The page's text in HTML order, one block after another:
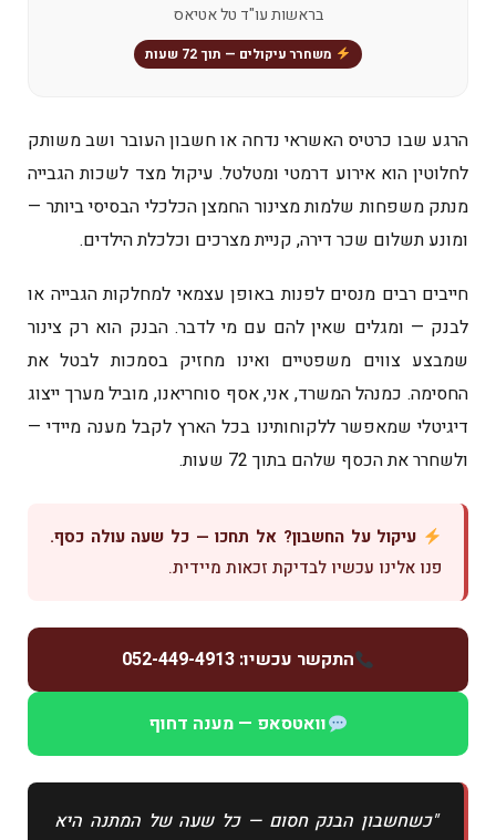
בראשות עו"ד טל אטיאס
משחרר עיקולים — תוך 72 שעות
הרגע שבו כרטיס האשראי נדחה או חשבון העובר ושב משותק
לחלוטין הוא אירוע דרמטי ומטלטל. עיקול מצד לשכות הגבייה
מנתק משפחות שלמות מצינור החמצן הכלכלי הבסיסי ביותר —
ומונע תשלום שכר דירה, קניית מצרכים וכלכלת הילדים.
חייבים רבים מנסים לפנות באופן עצמאי למחלקות הגבייה או
לבנק — ומגלים שאין להם עם מי לדבר. הבנק הוא רק צינור
שמבצע צווים משפטיים ואינו מחזיק בסמכות לבטל את
החסימה. כמנהל המשרד, אני, אסף סוחריאנו, מוביל מערך ייצוג
דיגיטלי שמאפשר ללקוחותינו בכל הארץ לקבל מענה מיידי —
ולשחרר את הכסף שלהם בתוך 72 שעות.
עיקול על החשבון? אל תחכו — כל שעה עולה כסף.
פנו אלינו עכשיו לבדיקת זכאות מיידית.
התקשר עכשיו: 052-449-4913
וואטסאפ — מענה דחוף
"כשחשבון הבנק חסום — כל שעה של המתנה היא